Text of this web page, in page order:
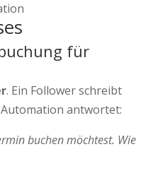
für
. Ein Follower schreibt
antwortet:
buchen möchtest. Wie